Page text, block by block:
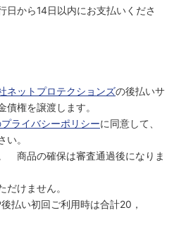
日から14日以内にお支払いくださ
ネットプロテクションズの後払いサ
権を譲渡します。
ライバシーポリシーに同意して、
。
商品の確保は審査通過後になりま
けません。
払い初回ご利用時は合計20，